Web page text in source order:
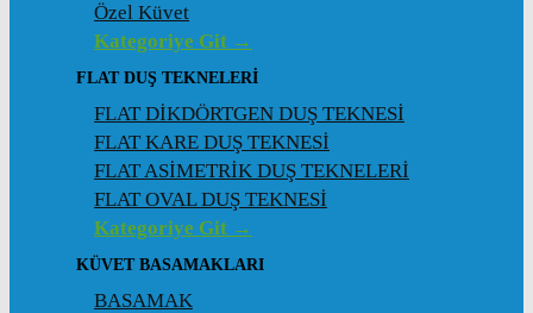
Özel Küvet
Kategoriye Git →
FLAT DUŞ TEKNELERI
FLAT DİKDÖRTGEN DUŞ TEKNESİ
FLAT KARE DUŞ TEKNESİ
FLAT ASİMETRİK DUŞ TEKNELERİ
FLAT OVAL DUŞ TEKNESİ
Kategoriye Git →
KÜVET BASAMAKLARI
BASAMAK